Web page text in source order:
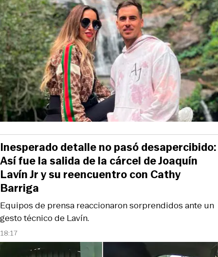
18:17
Equipos de prensa reaccionaron sorprendidos ante un
gesto técnico de Lavín.
Inesperado detalle no pasó desapercibido:
Así fue la salida de la cárcel de Joaquín
Lavín Jr y su reencuentro con Cathy
Barriga